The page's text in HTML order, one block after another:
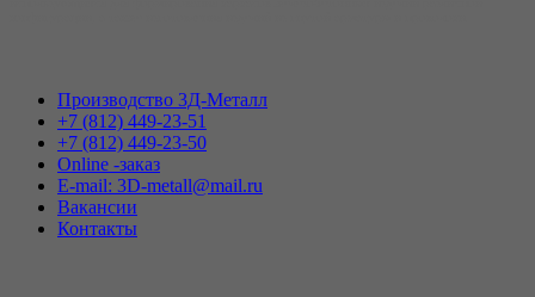
Производство 3Д-Металл
+7 (812) 449-23-51
+7 (812) 449-23-50
Online -заказ
E-mail: 3D-metall@mail.ru
Вакансии
Контакты